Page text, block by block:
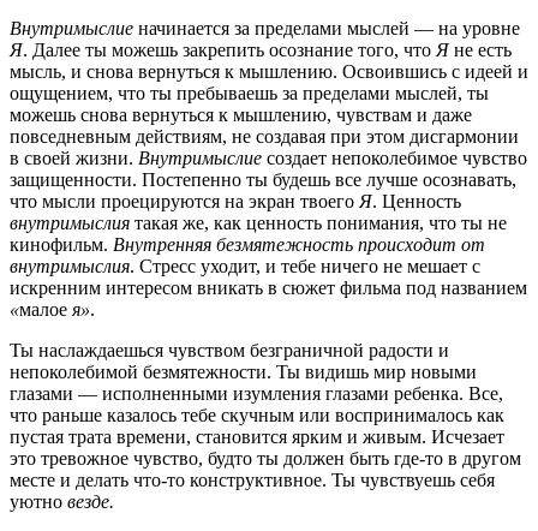
Внутримыслие начинается за пределами мыслей — на уровне
Я. Далее ты можешь закрепить осознание того, что Я не есть
мысль, и снова вернуться к мышлению. Освоившись с идеей и
ощущением, что ты пребываешь за пределами мыслей, ты
можешь снова вернуться к мышлению, чувствам и даже
повседневным действиям, не создавая при этом дисгармонии
в своей жизни. Внутримыслие создает непоколебимое чувство
защищенности. Постепенно ты будешь все лучше осознавать,
что мысли проецируются на экран твоего Я. Ценность
внутримыслия такая же, как ценность понимания, что ты не
кинофильм. Внутренняя безмятежность происходит от
внутримыслия. Стресс уходит, и тебе ничего не мешает с
искренним интересом вникать в сюжет фильма под названием
«малое я».
Ты наслаждаешься чувством безграничной радости и
непоколебимой безмятежности. Ты видишь мир новыми
глазами — исполненными изумления глазами ребенка. Все,
что раньше казалось тебе скучным или воспринималось как
пустая трата времени, становится ярким и живым. Исчезает
это тревожное чувство, будто ты должен быть где-то в другом
месте и делать что-то конструктивное. Ты чувствуешь себя
уютно везде.